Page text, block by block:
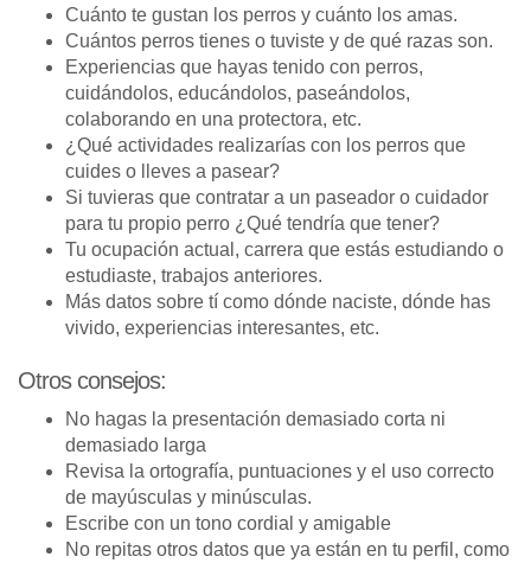
Cuánto te gustan los perros y cuánto los amas.
Cuántos perros tienes o tuviste y de qué razas son.
Experiencias que hayas tenido con perros,
cuidándolos, educándolos, paseándolos,
colaborando en una protectora, etc.
¿Qué actividades realizarías con los perros que
cuides o lleves a pasear?
Si tuvieras que contratar a un paseador o cuidador
para tu propio perro ¿Qué tendría que tener?
Tu ocupación actual, carrera que estás estudiando o
estudiaste, trabajos anteriores.
Más datos sobre tí como dónde naciste, dónde has
vivido, experiencias interesantes, etc.
Otros consejos:
No hagas la presentación demasiado corta ni
demasiado larga
Revisa la ortografía, puntuaciones y el uso correcto
de mayúsculas y minúsculas.
Escribe con un tono cordial y amigable
No repitas otros datos que ya están en tu perfil, como